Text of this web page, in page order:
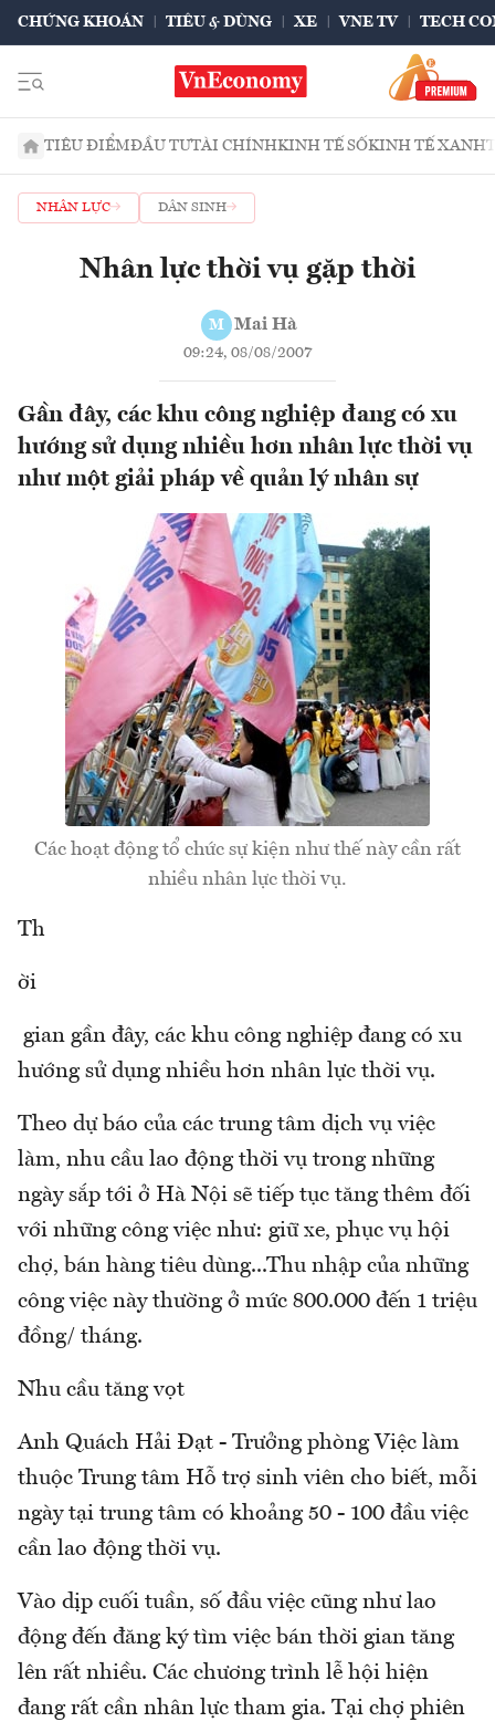
CHỨNG KHOÁN TIÊU & DÙNG XE VNE TV TECH
TIÊU ĐIỂMĐẦU TƯTÀI CHÍNHKINH TẾ SỐKINH TẾ XANH
NHÂN LỰC DÂN SINH
Nhân lực thời vụ gặp thời
M Mai Hà
09:24, 08/08/2007
Gần đây, các khu công nghiệp đang có xu
hướng sử dụng nhiều hơn nhân lực thời vụ
như một giải pháp về quản lý nhân sự
Các hoạt động tổ chức sự kiện như thế này cần rất
nhiều nhân lực thời vụ.
Th
ời
gian gần đây, các khu công nghiệp đang có xu
hướng sử dụng nhiều hơn nhân lực thời vụ.
Theo dự báo của các trung tâm dịch vụ việc
làm, nhu cầu lao động thời vụ trong những
ngày sắp tới ở Hà Nội sẽ tiếp tục tăng thêm đối
với những công việc như: giữ xe, phục vụ hội
chợ, bán hàng tiêu dùng...Thu nhập của những
công việc này thường ở mức 800.000 đến 1 triệu
đồng/ tháng.
Nhu cầu tăng vọt
Anh Quách Hải Đạt - Trưởng phòng Việc làm
thuộc Trung tâm Hỗ trợ sinh viên cho biết, mỗi
ngày tại trung tâm có khoảng 50 - 100 đầu việc
cần lao động thời vụ.
Vào dịp cuối tuần, số đầu việc cũng như lao
động đến đăng ký tìm việc bán thời gian tăng
lên rất nhiều. Các chương trình lễ hội hiện
đang rất cần nhân lực tham gia. Tại chợ phiên